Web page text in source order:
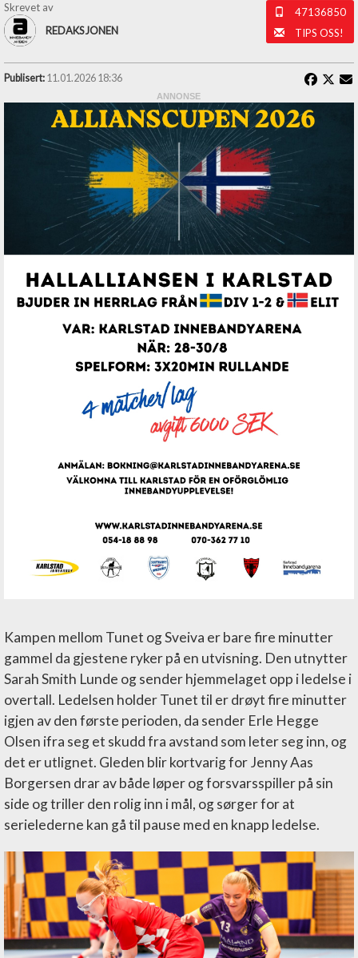
Skrevet av
REDAKSJONEN
47136850
TIPS OSS!
Publisert: 11.01.2026 18:36
Kampen mellom Tunet og Sveiva er bare fire minutter
gammel da gjestene ryker på en utvisning. Den utnytter
Sarah Smith Lunde og sender hjemmelaget opp i ledelse i
overtall. Ledelsen holder Tunet til er drøyt fire minutter
igjen av den første perioden, da sender Erle Hegge
Olsen ifra seg et skudd fra avstand som leter seg inn, og
det er utlignet. Gleden blir kortvarig for Jenny Aas
Borgersen drar av både løper og forsvarsspiller på sin
side og triller den rolig inn i mål, og sørger for at
serielederne kan gå til pause med en knapp ledelse.